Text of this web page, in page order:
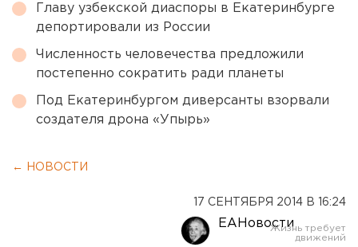
Главу узбекской диаспоры в Екатеринбурге
депортировали из России
Численность человечества предложили
постепенно сократить ради планеты
Под Екатеринбургом диверсанты взорвали
создателя дрона «Упырь»
← НОВОСТИ
17 СЕНТЯБРЯ 2014 В 16:24
ЕАНовости